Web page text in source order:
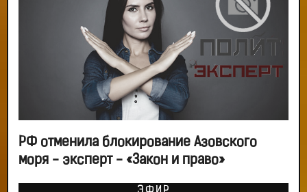
РФ отменила блокирование Азовского
моря - эксперт - «Закон и право»